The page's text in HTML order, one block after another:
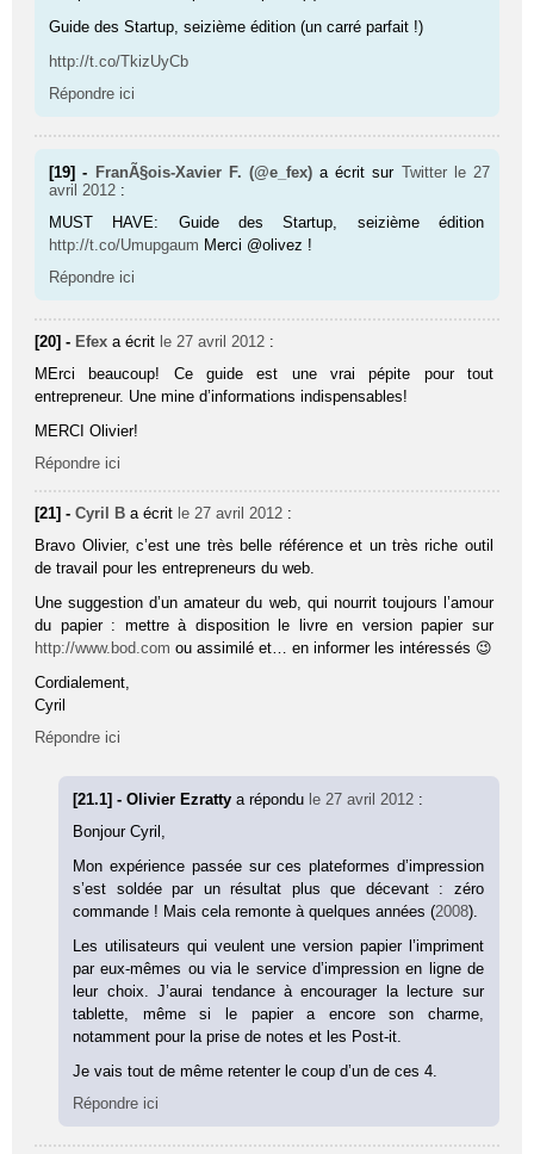
Guide des Startup, seizième édition (un carré parfait !)
http://t.co/TkizUyCb
Répondre ici
[19] - FranÃ§ois-Xavier F. (@e_fex) a écrit sur Twitter
le 27
avril 2012 :
MUST HAVE: Guide des Startup, seizième édition
http://t.co/Umupgaum Merci @olivez !
Répondre ici
[20] - Efex a écrit le 27 avril 2012 :
MErci beaucoup! Ce guide est une vrai pépite pour tout
entrepreneur. Une mine d’informations indispensables!
MERCI Olivier!
Répondre ici
[21] -Cyril B a écrit le 27 avril 2012 :
Bravo Olivier, c’est une très belle référence et un très riche outil
de travail pour les entrepreneurs du web.
Une suggestion d’un amateur du web, qui nourrit toujours l’amour
du papier : mettre à disposition le livre en version papier sur
http://www.bod.com ou assimilé et… en informer les intéressés 😉
Cordialement,
Cyril
Répondre ici
[21.1] - Olivier Ezrattya répondu le 27 avril 2012 :
Bonjour Cyril,
Mon expérience passée sur ces plateformes d’impression
s’est soldée par un résultat plus que décevant : zéro
commande ! Mais cela remonte à quelques années (2008).
Les utilisateurs qui veulent une version papier l’impriment
par eux-mêmes ou via le service d’impression en ligne de
leur choix. J’aurai tendance à encourager la lecture sur
tablette, même si le papier a encore son charme,
notamment pour la prise de notes et les Post-it.
Je vais tout de même retenter le coup d’un de ces 4.
Répondre ici